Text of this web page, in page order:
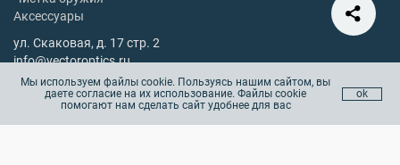
Аксессуары
ул. Скаковая, д. 17 стр. 2
info@vectoroptics.ru
8 (800) 222-98-82
Остались вопросы? Позвоните с 10:00 до 18:00, без выходных
Мы используем файлы cookie. Пользуясь нашим сайтом, вы
даете согласие на их использование. Файлы cookie
помогают нам сделать сайт удобнее для вас
ok